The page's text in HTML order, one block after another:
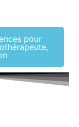
pour